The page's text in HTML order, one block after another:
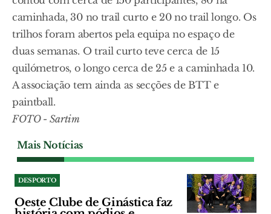
caminhada, 30 no trail curto e 20 no trail longo. Os
trilhos foram abertos pela equipa no espaço de
duas semanas. O trail curto teve cerca de 15
quilómetros, o longo cerca de 25 e a caminhada 10.
A associação tem ainda as secções de BTT e
paintball.
FOTO - Sartim
Mais Notícias
DESPORTO
Oeste Clube de Ginástica faz